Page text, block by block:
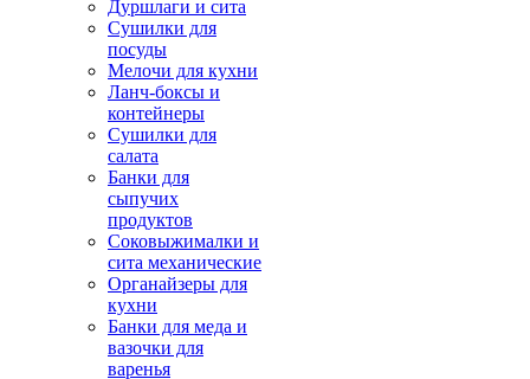
Дуршлаги и сита
Сушилки для
посуды
Мелочи для кухни
Ланч-боксы и
контейнеры
Сушилки для
салата
Банки для
сыпучих
продуктов
Соковыжималки и
сита механические
Органайзеры для
кухни
Банки для меда и
вазочки для
варенья